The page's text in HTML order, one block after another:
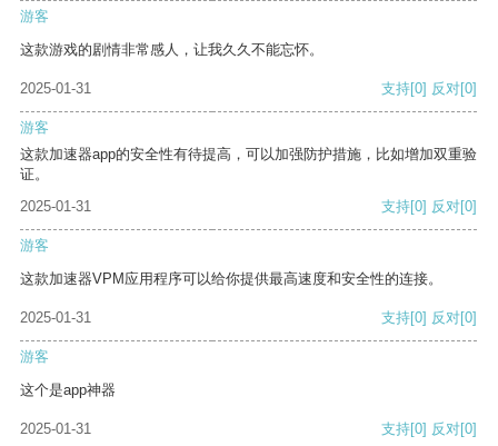
游客
这款游戏的剧情非常感人，让我久久不能忘怀。
2025-01-31 支持[0] 反对[0]
游客
这款加速器app的安全性有待提高，可以加强防护措施，比如增加双重验
证。
2025-01-31
支持[0] 反对[0]
游客
这款加速器VPM应用程序可以给你提供最高速度和安全性的连接。
2025-01-31 支持[0] 反对[0]
游客
这个是app神器
2025-01-31 支持[0] 反对[0]